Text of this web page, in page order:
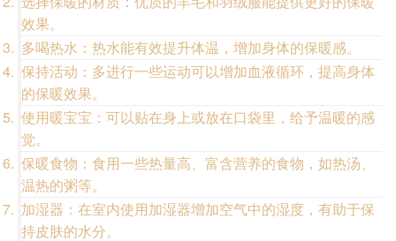
效果。
多喝热水：热水能有效提升体温，增加身体的保暖感。
保持活动：多进行一些运动可以增加血液循环，提高身体
的保暖效果。
使用暖宝宝：可以贴在身上或放在口袋里，给予温暖的感
觉。
保暖食物：食用一些热量高、富含营养的食物，如热汤、
温热的粥等。
加湿器：在室内使用加湿器增加空气中的湿度，有助于保
持皮肤的水分。